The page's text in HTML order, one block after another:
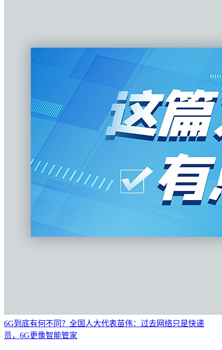
6G到底有何不同？全国人大代表苗伟：过去网络只是快递
员，6G更像智能管家